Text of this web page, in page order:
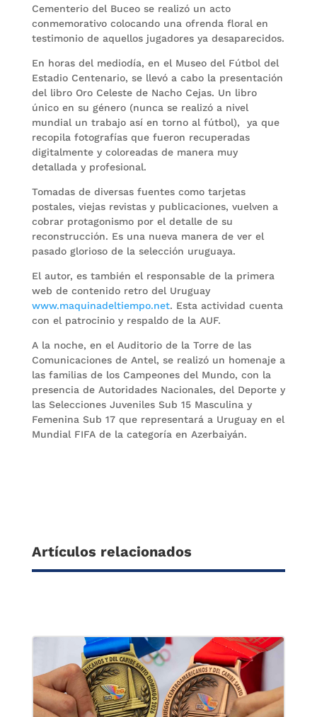
Cementerio del Buceo se realizó un acto
conmemorativo colocando una ofrenda floral en
testimonio de aquellos jugadores ya desaparecidos.
En horas del mediodía, en el Museo del Fútbol del
Estadio Centenario, se llevó a cabo la presentación
del libro Oro Celeste de Nacho Cejas. Un libro
único en su género (nunca se realizó a nivel
mundial un trabajo así en torno al fútbol), ya que
recopila fotografías que fueron recuperadas
digitalmente y coloreadas de manera muy
detallada y profesional.
Tomadas de diversas fuentes como tarjetas
postales, viejas revistas y publicaciones, vuelven a
cobrar protagonismo por el detalle de su
reconstrucción. Es una nueva manera de ver el
pasado glorioso de la selección uruguaya.
El autor, es también el responsable de la primera
web de contenido retro del Uruguay
www.maquinadeltiempo.net. Esta actividad cuenta
con el patrocinio y respaldo de la AUF.
A la noche, en el Auditorio de la Torre de las
Comunicaciones de Antel, se realizó un homenaje a
las familias de los Campeones del Mundo, con la
presencia de Autoridades Nacionales, del Deporte y
las Selecciones Juveniles Sub 15 Masculina y
Femenina Sub 17 que representará a Uruguay en el
Mundial FIFA de la categoría en Azerbaiyán.
Artículos relacionados